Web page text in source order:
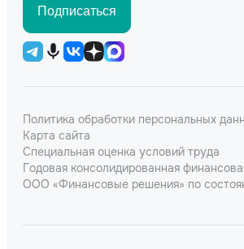
Подписаться
Политика обработки персональных
Карта сайта
Специальная оценка условий труда
Годовая консолидированная
ООО «Финансовые решения» по